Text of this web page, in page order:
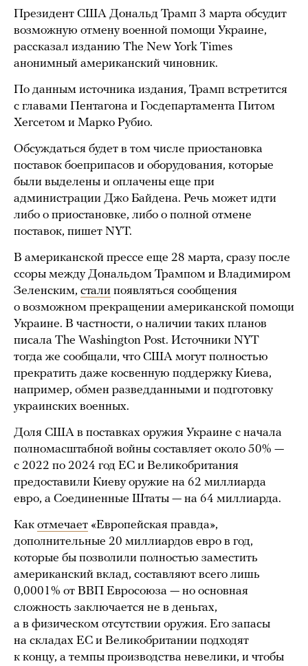
Президент США Дональд Трамп 3 марта обсудит
возможную отмену военной помощи Украине,
рассказал изданию The New York Times
анонимный американский чиновник.
По данным источника издания, Трамп встретится
с главами Пентагона и Госдепартамента Питом
Хегсетом и Марко Рубио.
Обсуждаться будет в том числе приостановка
поставок боеприпасов и оборудования, которые
были выделены и оплачены еще при
администрации Джо Байдена. Речь может идти
либо о приостановке, либо о полной отмене
поставок, пишет NYT.
В американской прессе еще 28 марта, сразу после
ссоры между Дональдом Трампом и Владимиром
Зеленским, стали появляться сообщения
о возможном прекращении американской помощи
Украине. В частности, о наличии таких планов
писала The Washington Post. Источники NYT
тогда же сообщали, что США могут полностью
прекратить даже косвенную поддержку Киева,
например, обмен разведданными и подготовку
украинских военных.
Доля США в поставках оружия Украине с начала
полномасштабной войны составляет около 50% —
с 2022 по 2024 год ЕС и Великобритания
предоставили Киеву оружие на 62 миллиарда
евро, а Соединенные Штаты — на 64 миллиарда.
Как отмечает «Европейская правда»,
дополнительные 20 миллиардов евро в год,
которые бы позволили полностью заместить
американский вклад, составляют всего лишь
0,0001% от ВВП Евросоюза — но основная
сложность заключается не в деньгах,
а в физическом отсутствии оружия. Его запасы
на складах ЕС и Великобритании подходят
к концу, а темпы производства невелики, и чтобы